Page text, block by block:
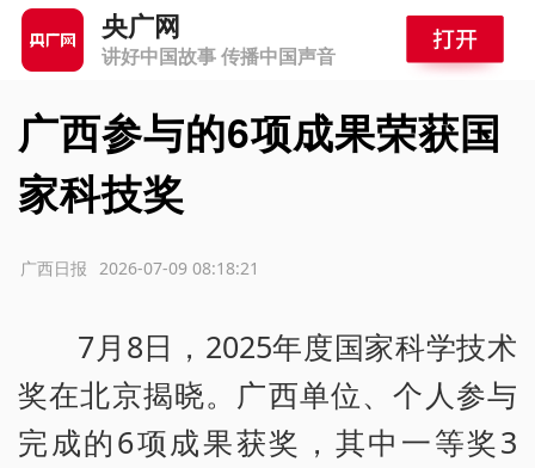
央广网
讲好中国故事 传播中国声音
广西参与的6项成果荣获国
家科技奖
2026-07-09 08:18:21
广西日报
7月8日，2025年度国家科学技术
奖在北京揭晓。广西单位、个人参与
完成的6项成果获奖，其中一等奖3